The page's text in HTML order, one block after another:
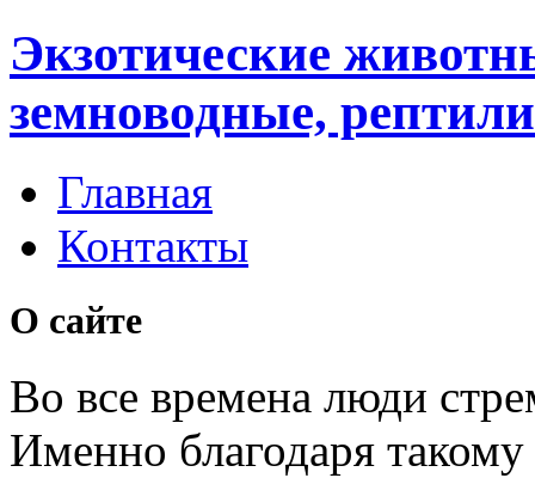
Экзотические
земноводные,
Главная
Контакты
О сайте
Во все времена люди
Именно благодаря